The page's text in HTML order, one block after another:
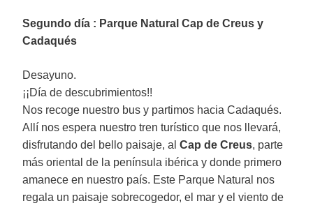
Segundo día : Parque Natural Cap de Creus y
Cadaqués
Desayuno.
¡¡Día de descubrimientos!!
Nos recoge nuestro bus y partimos hacia Cadaqués.
Allí nos espera nuestro tren turístico que nos llevará,
disfrutando del bello paisaje, al Cap de Creus, parte
más oriental de la península ibérica y donde primero
amanece en nuestro país. Este Parque Natural nos
regala un paisaje sobrecogedor, el mar y el viento de